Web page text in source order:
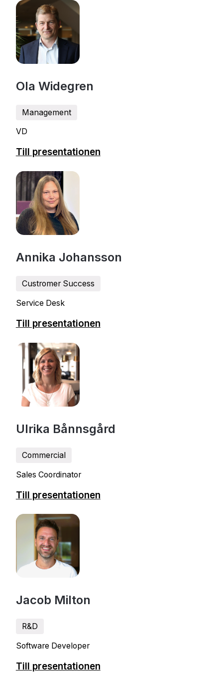
Ola Widegren
Management
VD
Till presentationen
Annika Johansson
Custromer Success
Service Desk
Till presentationen
Ulrika Bånnsgård
Commercial
Sales Coordinator
Till presentationen
Jacob Milton
R&D
Software Developer
Till presentationen